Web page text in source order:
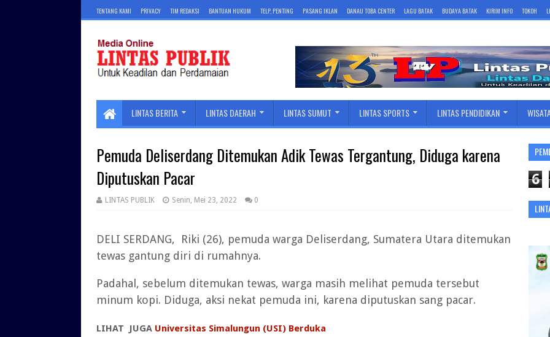
TENTANG KAMI PRIVACY TIM REDAKSI BANTUAN HUKUM TELP, PENTING PASANG IKLAN DANAU TOBA CENTER LAGU BATAK BUDAYA BATAK KIRIM INFO TOKOH
LINTAS BERITA LINTAS DAERAH LINTAS SUMUT LINTAS SPORTS LINTAS PENDIDIKAN
Pemuda Deliserdang Ditemukan Adik Tewas Tergantung, Diduga karena
Diputuskan Pacar
LINTAS PUBLIK Senin, Mei 23, 2022 0
DELI SERDANG, Riki (26), pemuda warga Deliserdang, Sumatera Utara ditemukan
tewas gantung diri di rumahnya.
Padahal, sebelum ditemukan tewas, warga masih melihat pemuda tersebut
minum kopi. Diduga, aksi nekat pemuda ini, karena diputuskan sang pacar.
LIHAT JUGA Universitas Simalungun (USI) Berduka
6